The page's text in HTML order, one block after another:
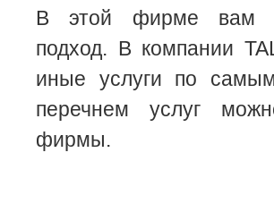
В этой фирме вам
подход. В компании
иные услуги по
перечнем услуг
фирмы.